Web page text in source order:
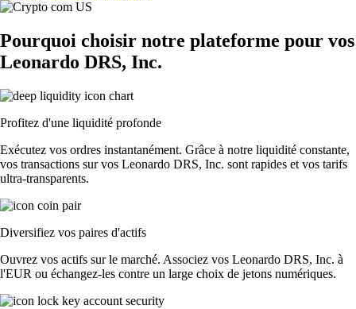
Pourquoi choisir notre plateforme pour vos
Leonardo DRS, Inc.
Profitez d'une liquidité profonde
Exécutez vos ordres instantanément. Grâce à notre liquidité constante,
vos transactions sur vos Leonardo DRS, Inc. sont rapides et vos tarifs
ultra-transparents.
Diversifiez vos paires d'actifs
Ouvrez vos actifs sur le marché. Associez vos Leonardo DRS, Inc. à
l'EUR ou échangez-les contre un large choix de jetons numériques.